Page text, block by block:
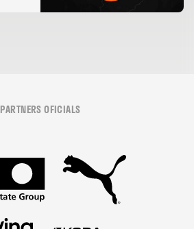
PARTNERS OFICIALS